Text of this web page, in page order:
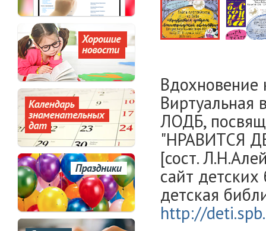
Вдохновение
Виртуальная
ЛОДБ,
"НРАВИТСЯ
[сост.
сайт
детская
http://